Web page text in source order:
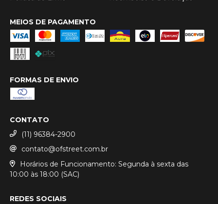
MEIOS DE PAGAMENTO
FORMAS DE ENVIO
CONTATO
(11) 96384-2900
contato@ofstreet.com.br
Horários de Funcionamento: Segunda à sexta das
10:00 às 18:00 (SAC)
REDES SOCIAIS